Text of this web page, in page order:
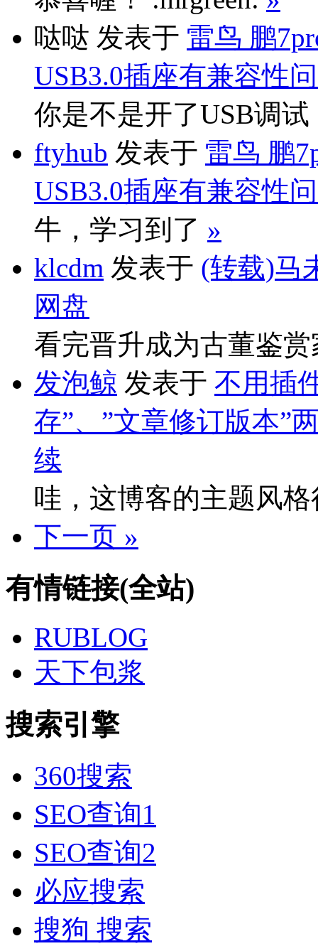
哒哒 发表于 雷鸟 鹏
USB3.0插座有兼容性
你是不是开了USB调
ftyhub 发表于 雷鸟 鹏
USB3.0插座有兼容性
牛，学习到了 »
klcdm 发表于 (转载)马
网盘
看完晋升成为古董鉴
发泡鲸 发表于 不用插
存”、”文章修订版本”
续
哇，这博客的主题风
下一页 »
有情链接(全站)
RUBLOG
天下包浆
搜索引擎
360搜索
SEO查询1
SEO查询2
必应搜索
搜狗 搜索